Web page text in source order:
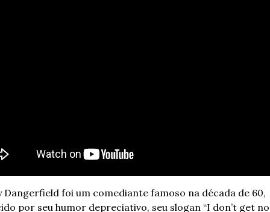
Dangerfield foi um comediante famoso na década de 60,
por seu humor depreciativo, seu slogan “I don’t get no